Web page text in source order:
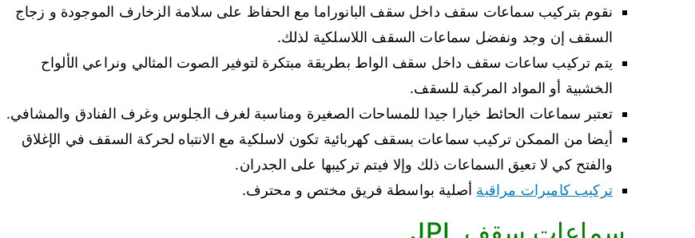
نقوم بتركيب سماعات سقف داخل سقف البانوراما مع الحفاظ على سلامة الزخارف الموجودة و زجاج
السقف إن وجد ونفضل سماعات السقف اللاسلكية لذلك.
يتم تركيب ساعات سقف داخل سقف الواط بطريقة مبتكرة لتوفير الصوت المثالي ونراعي الألواح
الخشبية أو المواد المركبة للسقف.
تعتبر سماعات الحائط خيارا جيدا للمساحات الصغيرة ومناسبة لغرف الجلوس وغرف الفنادق والمشافي.
أيضا من الممكن تركيب سماعات بسقف كهربائية تكون لاسلكية مع الانتباه لحركة السقف في الإغلاق
والفتح كي لا تعيق السماعات ذلك وإلا فيتم تركيبها على الجدران.
تركيب كاميرات مراقبة أصلية بواسطة فريق مختص و محترف.